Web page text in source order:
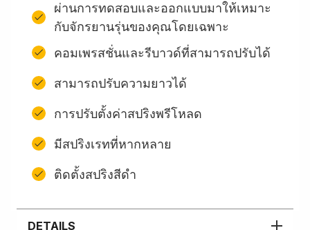
ผ่านการทดสอบและออกแบบมาให้เหมาะ
กับจักรยานรุ่นของคุณโดยเฉพาะ
คอมเพรสชั่นและรีบาวด์ที่สามารถปรับได้
สามารถปรับความยาวได้
การปรับตั้งค่าสปริงพรีโหลด
มีสปริงเรทที่หากหลาย
ติดตั้งสปริงสีดํา
DETAILS